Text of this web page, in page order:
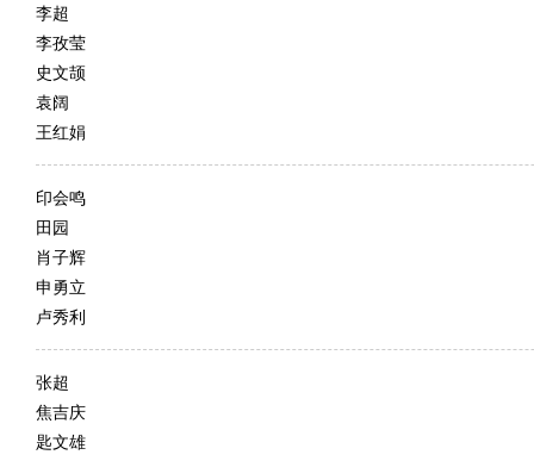
李超
李孜莹
史文颉
袁阔
王红娟
印会鸣
田园
肖子辉
申勇立
卢秀利
张超
焦吉庆
匙文雄